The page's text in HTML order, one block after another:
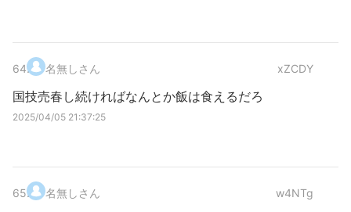
64. 名無しさん xZCDY
国技売春し続ければなんとか飯は食えるだろ
2025/04/05 21:37:25
65. 名無しさん w4NTg